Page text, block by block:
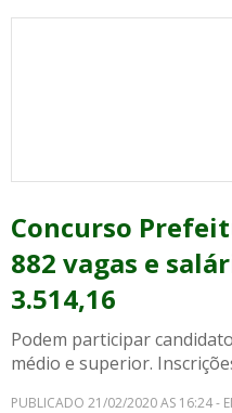
Concurso
882 vagas e
3.514,16
Podem participar
médio e superior.
PUBLICADO 21/02/2020 AS 16:24 -